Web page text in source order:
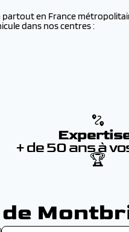
en France
dans nos centres :
+ de 50 ans à
🏆